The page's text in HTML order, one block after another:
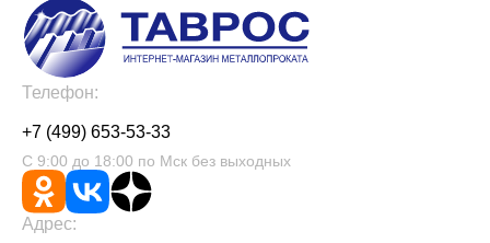
Телефон:
+7 (499) 653-53-33
С 9:00 до 18:00 по Мск без выходных
Адрес: